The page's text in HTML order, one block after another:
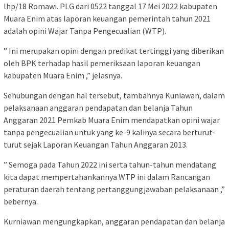
lhp/18 Romawi. PLG dari 0522 tanggal 17 Mei 2022 kabupaten
Muara Enim atas laporan keuangan pemerintah tahun 2021
adalah opini Wajar Tanpa Pengecualian (WTP).
” Ini merupakan opini dengan predikat tertinggi yang diberikan
oleh BPK terhadap hasil pemeriksaan laporan keuangan
kabupaten Muara Enim ,” jelasnya.
Sehubungan dengan hal tersebut, tambahnya Kuniawan, dalam
pelaksanaan anggaran pendapatan dan belanja Tahun
Anggaran 2021 Pemkab Muara Enim mendapatkan opini wajar
tanpa pengecualian untuk yang ke-9 kalinya secara berturut-
turut sejak Laporan Keuangan Tahun Anggaran 2013.
” Semoga pada Tahun 2022 ini serta tahun-tahun mendatang
kita dapat mempertahankannya WTP ini dalam Rancangan
peraturan daerah tentang pertanggungjawaban pelaksanaan ,”
bebernya.
Kurniawan mengungkapkan, anggaran pendapatan dan belanja